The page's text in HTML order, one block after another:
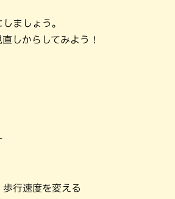
ましょう。
しからしてみよう！
行速度を変える